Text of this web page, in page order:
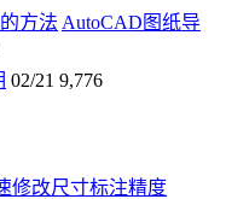
AutoCAD图纸导
02/21 9,776
修改尺寸标注精度